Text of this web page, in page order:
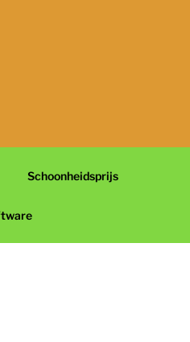
Schoonheidsprijs